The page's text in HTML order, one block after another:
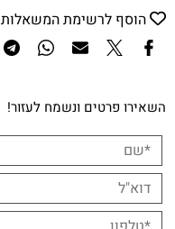
הוסף לרשימת המשאלות
השאירו פרטים ונשמח לעזור!